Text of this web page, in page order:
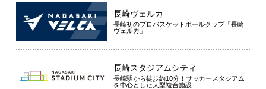
長崎ヴェルカ
長崎初のプロバスケットボールクラブ「長崎
ヴェルカ」
長崎スタジアムシティ
長崎駅から徒歩約10分！サッカースタジアム
を中心とした大型複合施設